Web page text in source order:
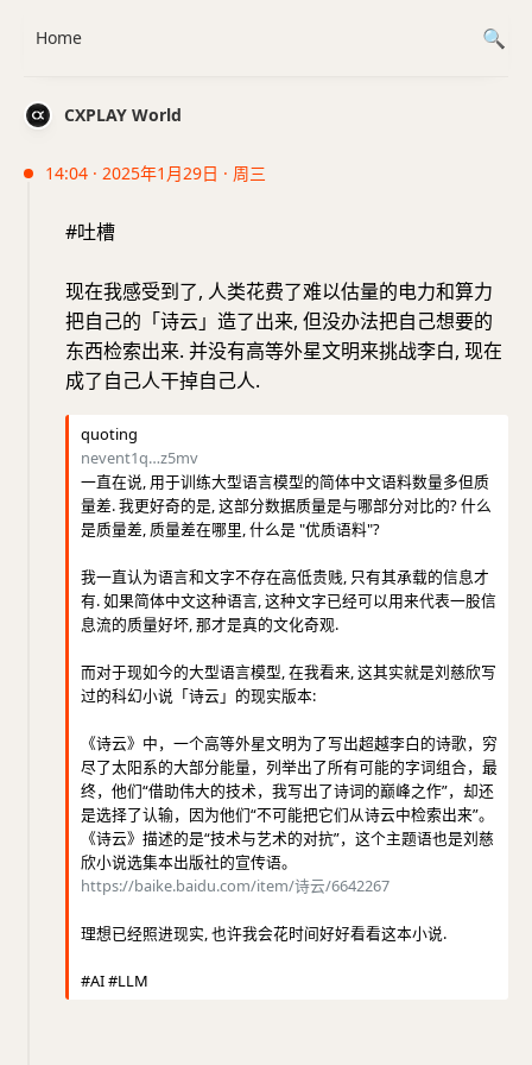
CXPLAY World
14:04 · 2025年1月29日 · 周三
#吐槽
现在我感受到了, 人类花费了难以估量的电力和算力
把自己的「诗云」造了出来, 但没办法把自己想要的
东西检索出来. 并没有高等外星文明来挑战李白, 现在
成了自己人干掉自己人.
quoting
nevent1q…z5mv
一直在说, 用于训练大型语言模型的简体中文语料数量多但质
量差. 我更好奇的是, 这部分数据质量是与哪部分对比的? 什么
是质量差, 质量差在哪里, 什么是 "优质语料"?
我一直认为语言和文字不存在高低贵贱, 只有其承载的信息才
有. 如果简体中文这种语言, 这种文字已经可以用来代表一股信
息流的质量好坏, 那才是真的文化奇观.
而对于现如今的大型语言模型, 在我看来, 这其实就是刘慈欣写
过的科幻小说「诗云」的现实版本:
《诗云》中，一个高等外星文明为了写出超越李白的诗歌，穷
尽了太阳系的大部分能量，列举出了所有可能的字词组合，最
终，他们“借助伟大的技术，我写出了诗词的巅峰之作”，却还
是选择了认输，因为他们“不可能把它们从诗云中检索出来”。
《诗云》描述的是“技术与艺术的对抗”，这个主题语也是刘慈
欣小说选集本出版社的宣传语。
https://baike.baidu.com/item/诗云/6642267
理想已经照进现实, 也许我会花时间好好看看这本小说.
#AI #LLM
Home